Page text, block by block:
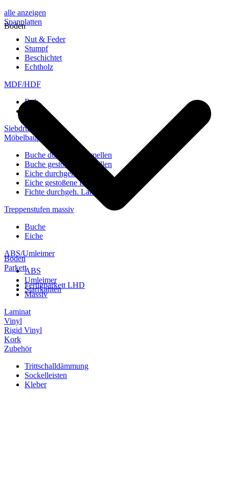
alle anzeigen
Spanplatten
Nut & Feder
Stumpf
Beschichtet
Echtholz
MDF/HDF
Roh
Siebdruckplatten
Möbelbauplatten
Buche durchgeh. Lamellen
Buche gestoßene Lamellen
Eiche durchgeh. Lamellen
Eiche gestoßene Lamellen
Fichte durchgeh. Lamellen
Treppenstufen massiv
Buche
Eiche
ABS/Umleimer
ABS
Umleimer
Starrkanten
Boden
Boden
Parkett
Fertigparkett LHD
Massiv
Laminat
Vinyl
Rigid Vinyl
Kork
Zubehör
Trittschalldämmung
Sockelleisten
Kleber